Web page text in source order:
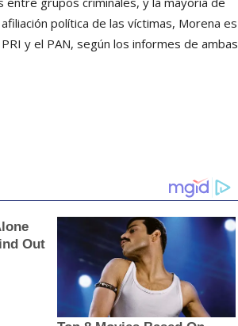
política de las víctimas, Morena es
y el PAN, según los informes de ambas